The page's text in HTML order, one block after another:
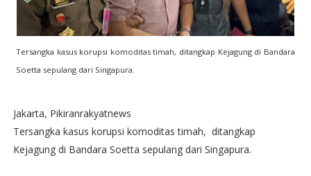
Tersangka kasus korupsi komoditas timah, ditangkap Kejagung di Bandara
Soetta sepulang dari Singapura.
Jakarta, Pikiranrakyatnews
Tersangka kasus korupsi komoditas timah, ditangkap
Kejagung di Bandara Soetta sepulang dari Singapura.